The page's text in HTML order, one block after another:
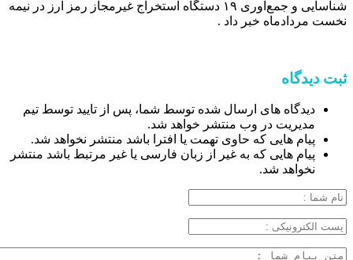
شناسایی و جمع‌آوری ۱۹ دستگاه استخراج غیرمجاز رمز ارز در نیمه
نخست مردادماه خبر داد .
ثبت دیدگاه
دیدگاه های ارسال شده توسط شما، پس از تایید توسط تیم
مدیریت در وب منتشر خواهد شد.
پیام هایی که حاوی تهمت یا افترا باشد منتشر نخواهد شد.
پیام هایی که به غیر از زبان فارسی یا غیر مرتبط باشد منتشر
نخواهد شد.